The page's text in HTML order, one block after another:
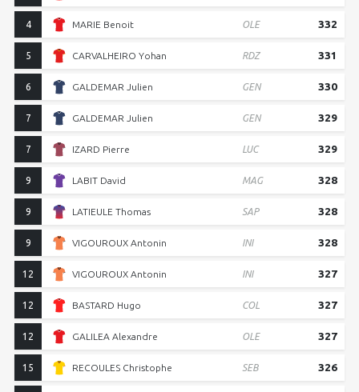
4 MARIE Benoit OLE 332
5 CARVALHEIRO Yohan RDZ 331
6 GALDEMAR Julien GEN 330
7 GALDEMAR Julien GEN 329
7 IZARD Pierre LUC 329
9 LABIT David MAG 328
9 LATIEULE Thomas SAP 328
9 VIGOUROUX Antonin INI 328
12 VIGOUROUX Antonin INI 327
12 BASTARD Hugo COL 327
12 GALILEA Alexandre OLE 327
15 RECOULES Christophe SEB 326